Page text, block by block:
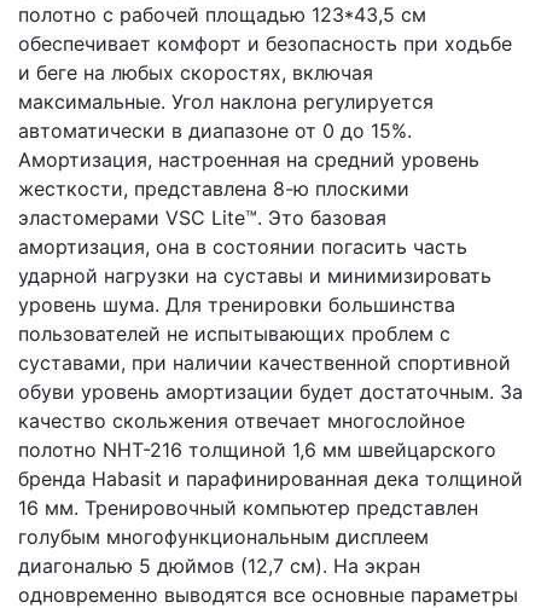
полотно с рабочей площадью 123*43,5 см
обеспечивает комфорт и безопасность при ходьбе
и беге на любых скоростях, включая
максимальные. Угол наклона регулируется
автоматически в диапазоне от 0 до 15%.
Амортизация, настроенная на средний уровень
жесткости, представлена 8-ю плоскими
эластомерами VSC Lite™. Это базовая
амортизация, она в состоянии погасить часть
ударной нагрузки на суставы и минимизировать
уровень шума. Для тренировки большинства
пользователей не испытывающих проблем с
суставами, при наличии качественной спортивной
обуви уровень амортизации будет достаточным. За
качество скольжения отвечает многослойное
полотно NНT-216 толщиной 1,6 мм швейцарского
бренда Habasit и парафинированная дека толщиной
16 мм. Тренировочный компьютер представлен
голубым многофункциональным дисплеем
диагональю 5 дюймов (12,7 см). На экран
одновременно выводятся все основные параметры